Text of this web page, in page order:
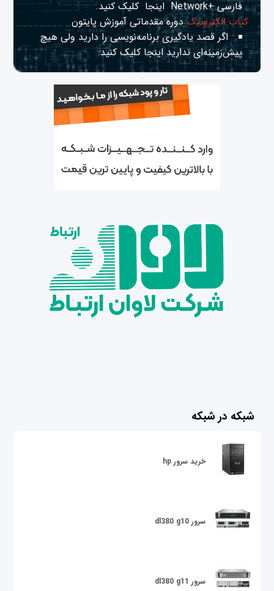
فارسی +Network اینجا کلیک کنید.
کتاب الکترونیکدوره مقدماتی آموزش پایتون
اگر قصد یادگیری برنامه‌نویسی را دارید ولی هیچ
پیش‌زمینه‌ای نداریداینجا کلیک کنید.
شبکه در شبکه
خرید سرور hp
سرور dl380 g10
سرور dl380 g11